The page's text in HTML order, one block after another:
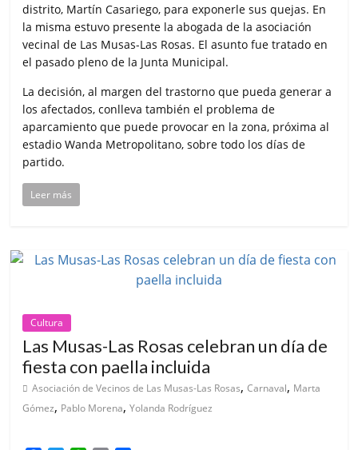
distrito, Martín Casariego, para exponerle sus quejas. En
la misma estuvo presente la abogada de la asociación
vecinal de Las Musas-Las Rosas. El asunto fue tratado en
el pasado pleno de la Junta Municipal.
La decisión, al margen del trastorno que pueda generar a
los afectados, conlleva también el problema de
aparcamiento que puede provocar en la zona, próxima al
estadio Wanda Metropolitano, sobre todo los días de
partido.
Leer más
Cultura
Las Musas-Las Rosas celebran un día de
fiesta con paella incluida
Asociación de Vecinos de Las Musas-Las Rosas,Carnaval, Marta
Gómez, Pablo Morena,Yolanda Rodríguez